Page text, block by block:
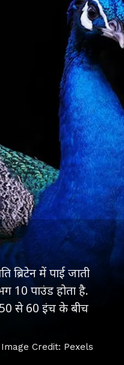
ब्रिटेन में पाई जाती
10 पाउंड होता है.
से 60 इंच के बीच
Image Credit: Pexels